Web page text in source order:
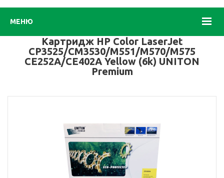
МЕНЮ
Картридж HP Color LaserJet
CP3525/CM3530/M551/M570/M575
CE252A/CE402A Yellow (6k) UNITON
Premium